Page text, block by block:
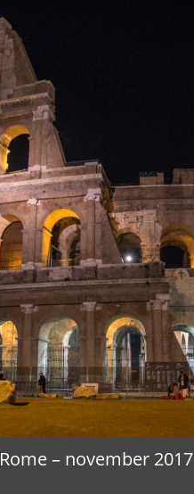
Rome – november 2017